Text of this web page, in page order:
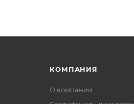
КОМПАНИЯ
О компании